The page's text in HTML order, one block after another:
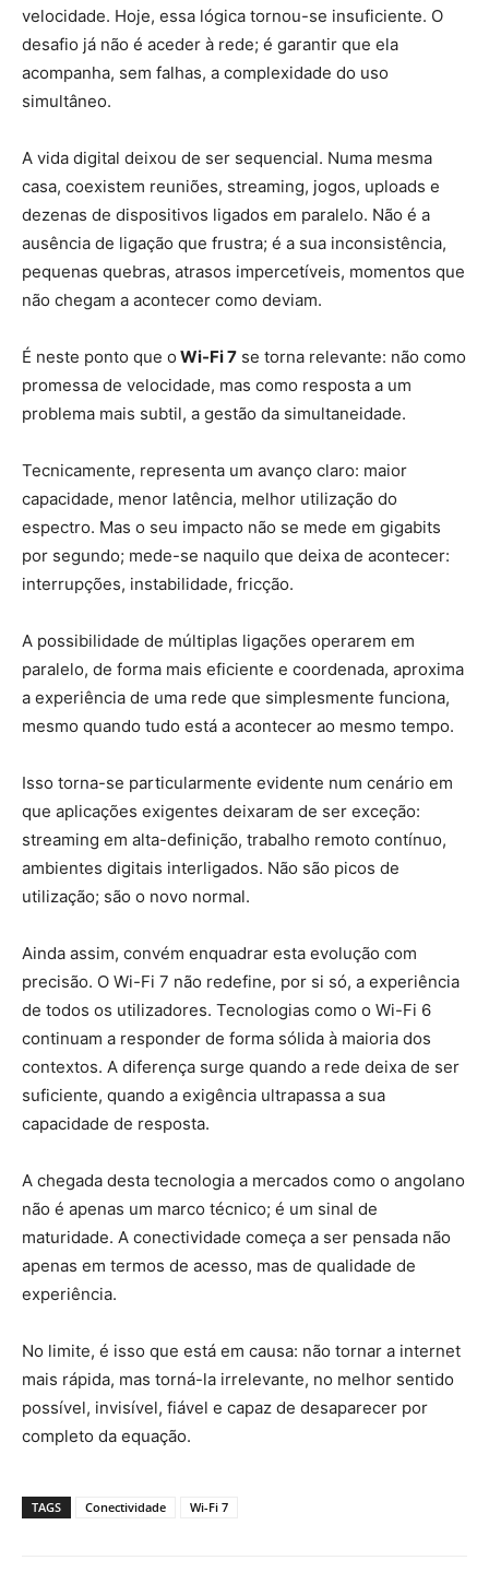
velocidade. Hoje, essa lógica tornou-se insuficiente. O
desafio já não é aceder à rede; é garantir que ela
acompanha, sem falhas, a complexidade do uso
simultâneo.
A vida digital deixou de ser sequencial. Numa mesma
casa, coexistem reuniões, streaming, jogos, uploads e
dezenas de dispositivos ligados em paralelo. Não é a
ausência de ligação que frustra; é a sua inconsistência,
pequenas quebras, atrasos impercetíveis, momentos que
não chegam a acontecer como deviam.
É neste ponto que o Wi-Fi 7 se torna relevante: não como
promessa de velocidade, mas como resposta a um
problema mais subtil, a gestão da simultaneidade.
Tecnicamente, representa um avanço claro: maior
capacidade, menor latência, melhor utilização do
espectro. Mas o seu impacto não se mede em gigabits
por segundo; mede-se naquilo que deixa de acontecer:
interrupções, instabilidade, fricção.
A possibilidade de múltiplas ligações operarem em
paralelo, de forma mais eficiente e coordenada, aproxima
a experiência de uma rede que simplesmente funciona,
mesmo quando tudo está a acontecer ao mesmo tempo.
Isso torna-se particularmente evidente num cenário em
que aplicações exigentes deixaram de ser exceção:
streaming em alta-definição, trabalho remoto contínuo,
ambientes digitais interligados. Não são picos de
utilização; são o novo normal.
Ainda assim, convém enquadrar esta evolução com
precisão. O Wi-Fi 7 não redefine, por si só, a experiência
de todos os utilizadores. Tecnologias como o Wi-Fi 6
continuam a responder de forma sólida à maioria dos
contextos. A diferença surge quando a rede deixa de ser
suficiente, quando a exigência ultrapassa a sua
capacidade de resposta.
A chegada desta tecnologia a mercados como o angolano
não é apenas um marco técnico; é um sinal de
maturidade. A conectividade começa a ser pensada não
apenas em termos de acesso, mas de qualidade de
experiência.
No limite, é isso que está em causa: não tornar a internet
mais rápida, mas torná-la irrelevante, no melhor sentido
possível, invisível, fiável e capaz de desaparecer por
completo da equação.
TAGS Conectividade Wi-Fi 7